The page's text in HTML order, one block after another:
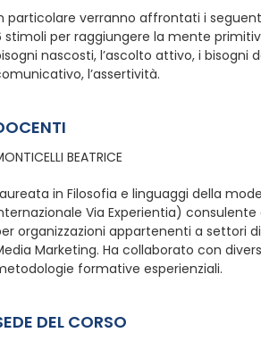
particolare verranno affrontati i
stimoli per raggiungere la mente
nascosti, l’ascolto attivo, i
l’assertività.
BEATRICE
in Filosofia e linguaggi della
Via Experientia)
organizzazioni appartenenti a settori
Marketing. Ha collaborato con
formative esperienziali.
DEL CORSO